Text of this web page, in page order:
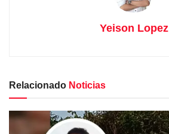
Yeison Lopez
Relacionado Noticias